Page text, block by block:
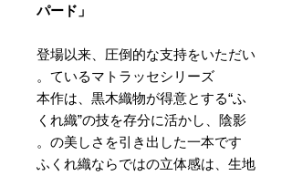
パード」
登場以来、圧倒的な支持をいただい
ているマトラッセシリーズ。
本作は、黒木織物が得意とする“ふ
くれ織”の技を存分に活かし、陰影
の美しさを引き出した一本です。
ふくれ織ならではの立体感は、生地